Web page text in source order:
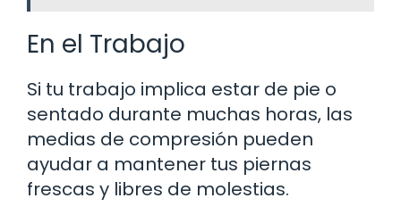
En el Trabajo
Si tu trabajo implica estar de pie o
sentado durante muchas horas, las
medias de compresión pueden
ayudar a mantener tus piernas
frescas y libres de molestias.